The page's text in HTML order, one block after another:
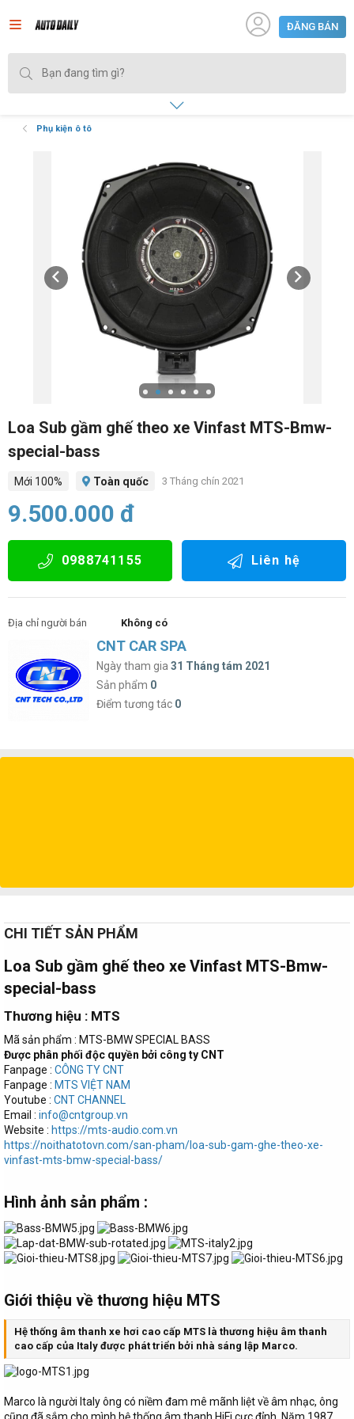
ĐĂNG BÁN
Phụ kiện ô tô
Loa Sub gầm ghế theo xe Vinfast MTS-Bmw-
special-bass
Mới 100% Toàn quốc 3 Tháng chín 2021
9.500.000 đ
0988741155 Liên hệ
Địa chỉ người bán Không có
CNT CAR SPA
Ngày tham gia 31 Tháng tám 2021
Sản phẩm 0
Điểm tương tác 0
CHI TIẾT SẢN PHẨM
Loa Sub gầm ghế theo xe Vinfast MTS-Bmw-
special-bass​
Thương hiệu : MTS​
Mã sản phẩm : MTS-BMW SPECIAL BASS
Được phân phối độc quyền bởi công ty CNT
Fanpage : CÔNG TY CNT
Fanpage : MTS VIỆT NAM
Youtube : CNT CHANNEL
Email : info@cntgroup.vn
Website : https://mts-audio.com.vn
https://noithatotovn.com/san-pham/loa-sub-gam-ghe-theo-xe-
vinfast-mts-bmw-special-bass/
Hình ảnh sản phẩm :​
Giới thiệu về thương hiệu MTS​
Hệ thống âm thanh xe hơi cao cấp MTS là thương hiệu âm thanh
cao cấp của Italy được phát triển bởi nhà sáng lập Marco.
Marco là người Italy ông có niềm đam mê mãnh liệt về âm nhạc, ông
cũng đã sắm cho mình hệ thống âm thanh HiFi cực đỉnh. Năm 1987,